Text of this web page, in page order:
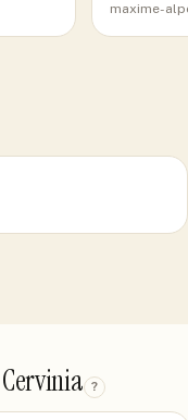
maxime-
?